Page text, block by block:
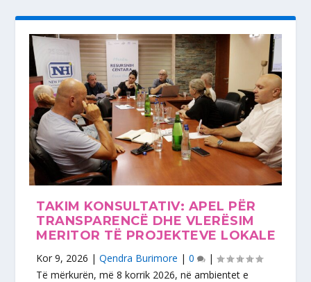
TAKIM KONSULTATIV: APEL PËR
TRANSPARENCË DHE VLERËSIM
MERITOR TË PROJEKTEVE LOKALE
Kor 9, 2026 |Qendra Burimore |0
|
Të mërkurën, më 8 korrik 2026, në ambientet e